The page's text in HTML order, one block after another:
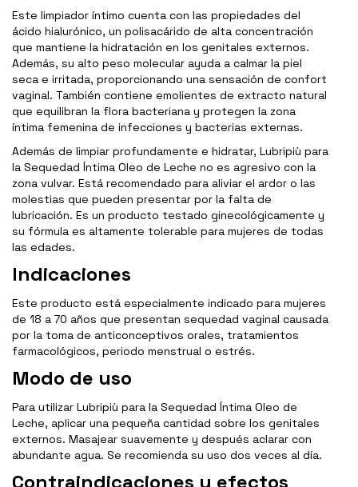
Este limpiador íntimo cuenta con las propiedades del
ácido hialurónico, un polisacárido de alta concentración
que mantiene la hidratación en los genitales externos.
Además, su alto peso molecular ayuda a calmar la piel
seca e irritada, proporcionando una sensación de confort
vaginal. También contiene emolientes de extracto natural
que equilibran la flora bacteriana y protegen la zona
íntima femenina de infecciones y bacterias externas.
Además de limpiar profundamente e hidratar, Lubripiù para
la Sequedad Íntima Oleo de Leche no es agresivo con la
zona vulvar. Está recomendado para aliviar el ardor o las
molestias que pueden presentar por la falta de
lubricación. Es un producto testado ginecológicamente y
su fórmula es altamente tolerable para mujeres de todas
las edades.
Indicaciones
Este producto está especialmente indicado para mujeres
de 18 a 70 años que presentan sequedad vaginal causada
por la toma de anticonceptivos orales, tratamientos
farmacológicos, periodo menstrual o estrés.
Modo de uso
Para utilizar Lubripiù para la Sequedad Íntima Oleo de
Leche, aplicar una pequeña cantidad sobre los genitales
externos. Masajear suavemente y después aclarar con
abundante agua. Se recomienda su uso dos veces al día.